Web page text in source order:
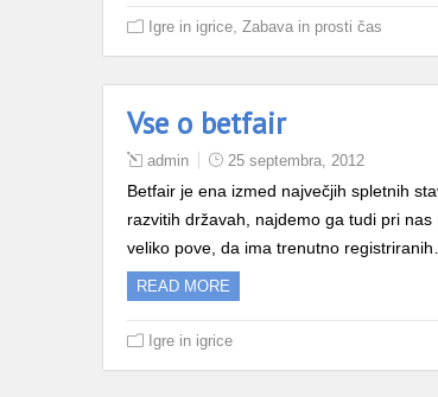
Igre in igrice Zabava in prosti čas
Vse o betfair
admin 25 septembra, 2012
Betfair je ena izmed največjih spletnih
razvitih državah, najdemo ga tudi pri
veliko pove, da ima trenutno
READ MORE
Igre in igrice